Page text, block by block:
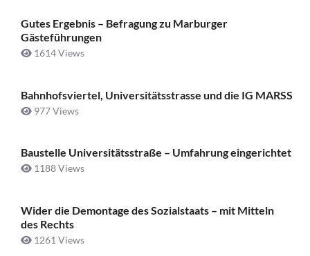
Gutes Ergebnis – Befragung zu Marburger
Gästeführungen
1614 Views
Bahnhofsviertel, Universitätsstrasse und die IG MARSS
977 Views
Baustelle Universitätsstraße ­– Umfahrung eingerichtet
1188 Views
Wider die Demontage des Sozialstaats – mit Mitteln
des Rechts
1261 Views